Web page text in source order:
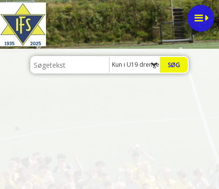
Kun i U19 drenge (2008-2009)